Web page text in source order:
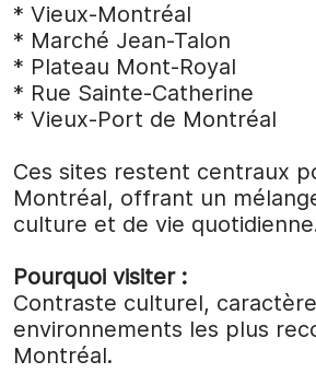
* Vieux-Montréal
* Marché Jean-Talon
* Plateau Mont-Royal
* Rue Sainte-Catherine
* Vieux-Port de Montréal
Ces sites restent centraux
Montréal, offrant un
culture et de vie
Pourquoi visiter :
Contraste culturel,
environnements les plus
Montréal.